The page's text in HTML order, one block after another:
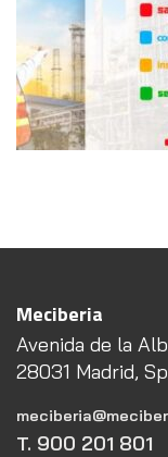
Meciberia
Avenida de la
28031 Madrid,
T. 900 201 801